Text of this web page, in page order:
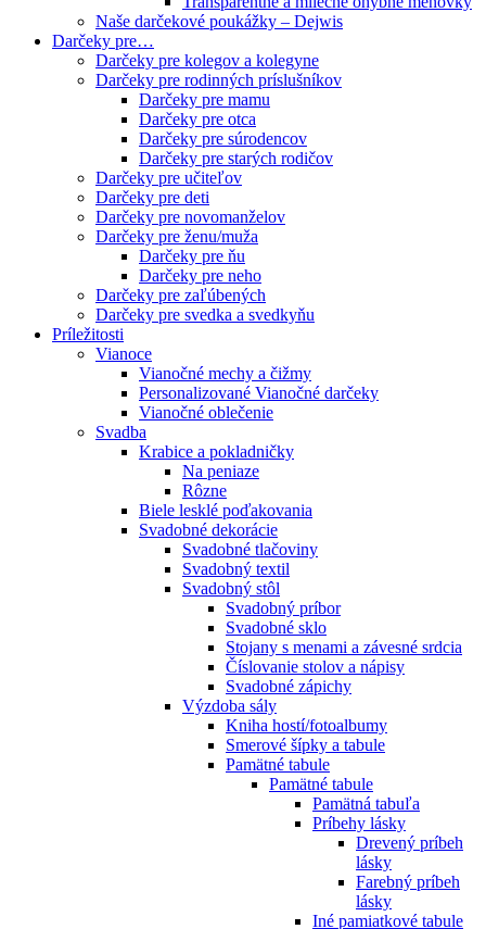
Naše darčekové poukážky – Dejwis
Darčeky pre…
Darčeky pre kolegov a kolegyne
Darčeky pre rodinných príslušníkov
Darčeky pre mamu
Darčeky pre otca
Darčeky pre súrodencov
Darčeky pre starých rodičov
Darčeky pre učiteľov
Darčeky pre deti
Darčeky pre novomanželov
Darčeky pre ženu/muža
Darčeky pre ňu
Darčeky pre neho
Darčeky pre zaľúbených
Darčeky pre svedka a svedkyňu
Príležitosti
Vianoce
Vianočné mechy a čižmy
Personalizované Vianočné darčeky
Vianočné oblečenie
Svadba
Krabice a pokladničky
Na peniaze
Rôzne
Biele lesklé poďakovania
Svadobné dekorácie
Svadobné tlačoviny
Svadobný textil
Svadobný stôl
Svadobný príbor
Svadobné sklo
Stojany s menami a závesné srdcia
Číslovanie stolov a nápisy
Svadobné zápichy
Výzdoba sály
Kniha hostí/fotoalbumy
Smerové šípky a tabule
Pamätné tabule
Pamätné tabule
Pamätná tabuľa
Príbehy lásky
Drevený príbeh
lásky
Farebný príbeh
lásky
Iné pamiatkové tabule